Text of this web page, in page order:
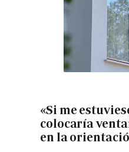
«Si me
colocaría
en la